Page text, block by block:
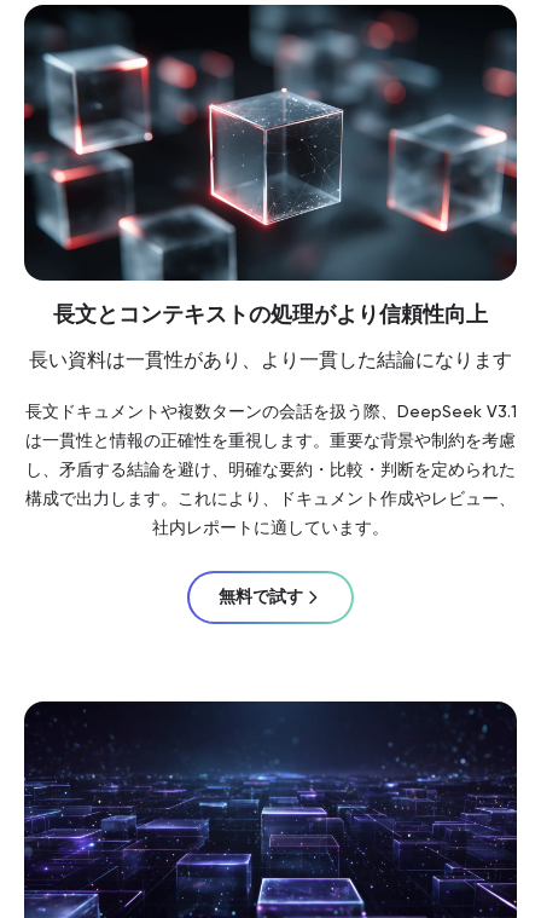
長文とコンテキストの処理がより信頼性向上
長い資料は一貫性があり、より一貫した結論になります
長文ドキュメントや複数ターンの会話を扱う際、DeepSeek V3.1
は一貫性と情報の正確性を重視します。重要な背景や制約を考慮
し、矛盾する結論を避け、明確な要約・比較・判断を定められた
構成で出力します。これにより、ドキュメント作成やレビュー、
社内レポートに適しています。
無料で試す